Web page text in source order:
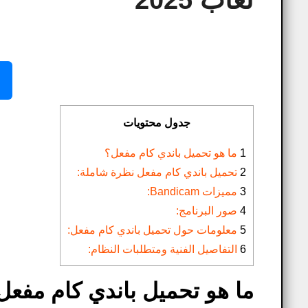
جدول محتويات
1 ما هو تحميل باندي كام مفعل؟
2 تحميل باندي كام مفعل نظرة شاملة:
3 مميزات Bandicam:
4 صور البرنامج:
5 معلومات حول تحميل باندي كام مفعل:
6 التفاصيل الفنية ومتطلبات النظام:
ما هو تحميل باندي كام